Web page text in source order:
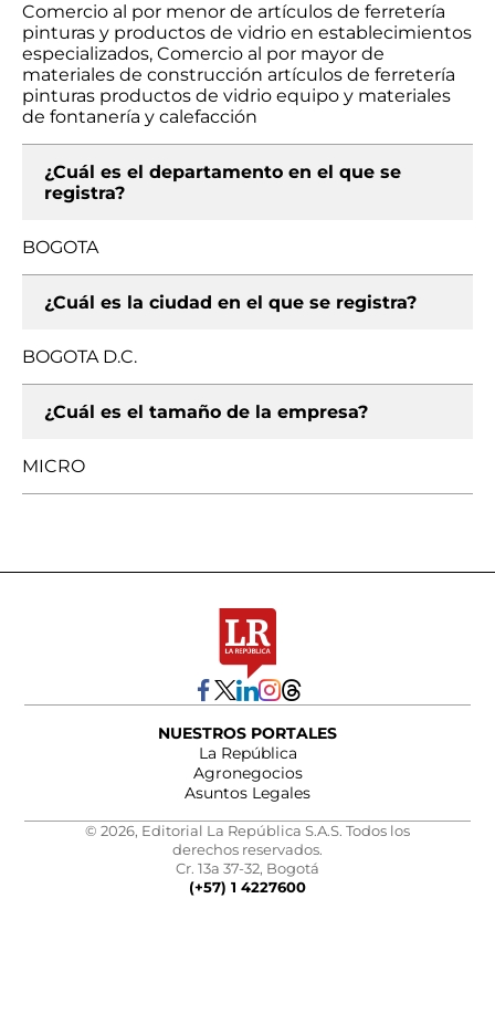
Comercio al por menor de artículos de ferretería
pinturas y productos de vidrio en establecimientos
especializados, Comercio al por mayor de
materiales de construcción artículos de ferretería
pinturas productos de vidrio equipo y materiales
de fontanería y calefacción
¿Cuál es el departamento en el que se
registra?
BOGOTA
¿Cuál es la ciudad en el que se registra?
BOGOTA D.C.
¿Cuál es el tamaño de la empresa?
MICRO
NUESTROS PORTALES
La República
Agronegocios
Asuntos Legales
© 2026, Editorial La República S.A.S. Todos los
derechos reservados.
Cr. 13a 37-32, Bogotá
(+57) 1 4227600